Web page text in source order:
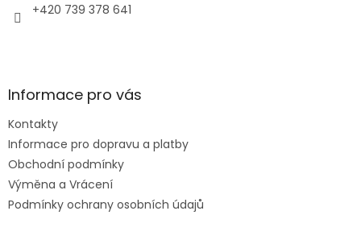
+420 739 378 641
Informace pro vás
Kontakty
Informace pro dopravu a platby
Obchodní podmínky
Výměna a Vrácení
Podmínky ochrany osobních údajů